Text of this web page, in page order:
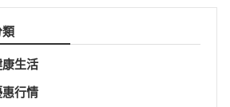
生活
行情